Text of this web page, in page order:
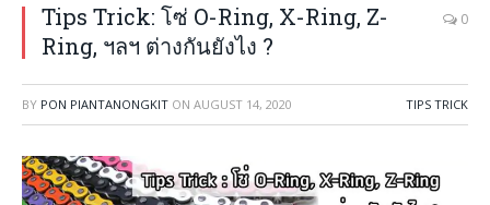
Tips Trick: โซ่ O-Ring, X-Ring, Z-
Ring, ฯลฯ ต่างกันยังไง ?
0
BY PON PIANTANONGKIT ON AUGUST 14, 2020 TIPS TRICK